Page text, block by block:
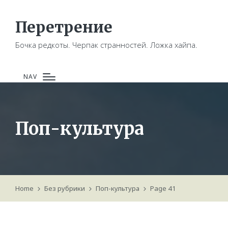
Перетрение
Бочка редкоты. Черпак странностей. Ложка хайпа.
NAV
Поп-культура
Home Без рубрики Поп-культура Page 41